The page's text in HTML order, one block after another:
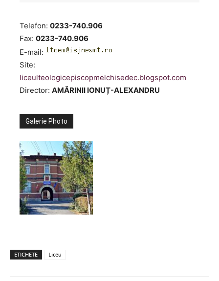
Telefon: 0233-740.906
Fax: 0233-740.906
E-mail:
Site:
liceulteologicepiscopmelchisedec.blogspot.com
Director: AMĂRINII IONUȚ-ALEXANDRU
Galerie Photo
ETICHETE Liceu